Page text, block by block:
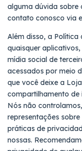
alguma dúvida sobre
contato conosco via
Além disso, a
quaisquer
mídia social de
acessados por meio
que você deixe a
compartilhamento de
Nós não
representações
práticas de
nossas.